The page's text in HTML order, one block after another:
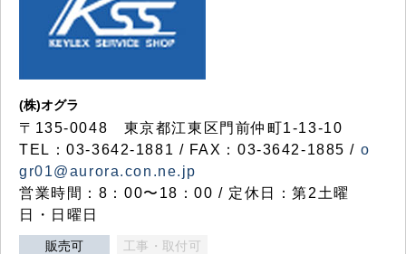
(株)オグラ
〒135-0048 東京都江東区門前仲町1-13-10
TEL：03-3642-1881 / FAX：03-3642-1885 / o
gr01@aurora.con.ne.jp
営業時間：8：00〜18：00 / 定休日：第2土曜
日・日曜日
販売可 工事・取付可